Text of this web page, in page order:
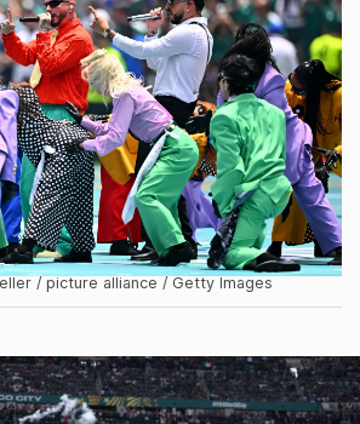
/ picture alliance / Getty Images